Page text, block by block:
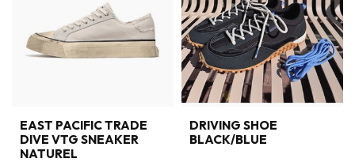
EAST PACIFIC TRADE
DIVE VTG SNEAKER
NATUREL
DRIVING SHOE
BLACK/BLUE